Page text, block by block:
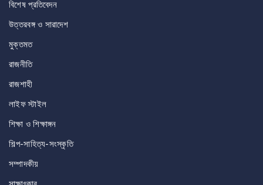
বিশেষ প্রতিবেদন
উত্তরবঙ্গ ও সারাদেশ
মুক্তমত
রাজনীতি
রাজশাহী
লাইফ স্টাইল
শিক্ষা ও শিক্ষাঙ্গন
শিল্প-সাহিত্য-সংস্কৃতি
সম্পাদকীয়